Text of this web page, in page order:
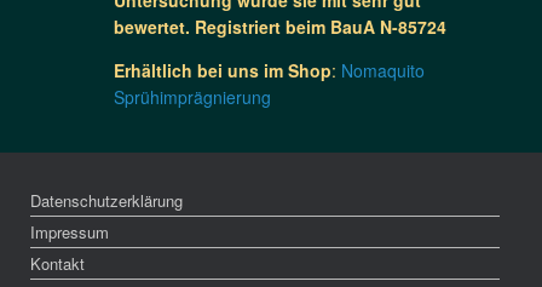
bewertet. Registriert beim BauA N-85724
Erhältlich bei uns im Shop: Nomaquito
Sprühimprägnierung
Datenschutzerklärung
Impressum
Kontakt